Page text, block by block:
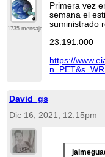
1735 mensajes
Primera vez
semana el
suministrado
23.191.000
https://
David_gs
Dic 16, 2021; 12:15pm